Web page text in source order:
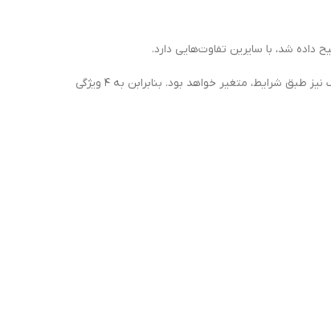
شد، با سایرین تفاوت‌هایی دارد.
باید دانست که این تفاوت‌ها طبیعتاً روش کار و همکاری استارتاپ یا گروه کارآفرین را نیز با سرمایه‌گذار تغییر می‌دهد و به طبع آن، انتظارات هردو طرف نیز طبق شرایط، متغیر خواهد بود. بنابرابن به ۴ ویژگی